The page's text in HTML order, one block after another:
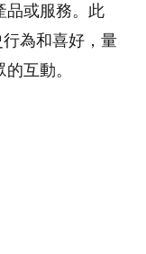
品或服務。此
為和喜好，量
互動。